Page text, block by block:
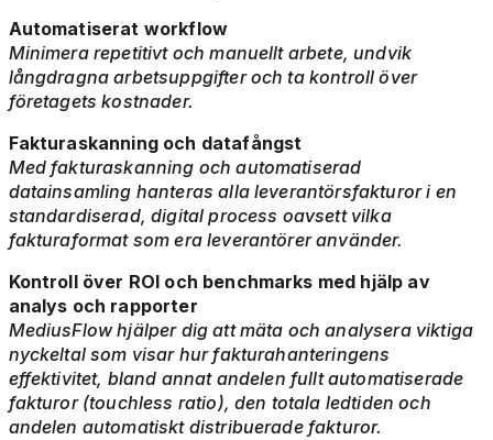
Automatiserat workflow
Minimera repetitivt och manuellt arbete, undvik
långdragna arbetsuppgifter och ta kontroll över
företagets kostnader.
Fakturaskanning och datafångst
Med fakturaskanning och automatiserad
datainsamling hanteras alla leverantörsfakturor i en
standardiserad, digital process oavsett vilka
fakturaformat som era leverantörer använder.
Kontroll över ROI och benchmarks med hjälp av
analys och rapporter
MediusFlow hjälper dig att mäta och analysera viktiga
nyckeltal som visar hur fakturahanteringens
effektivitet, bland annat andelen fullt automatiserade
fakturor (touchless ratio), den totala ledtiden och
andelen automatiskt distribuerade fakturor.